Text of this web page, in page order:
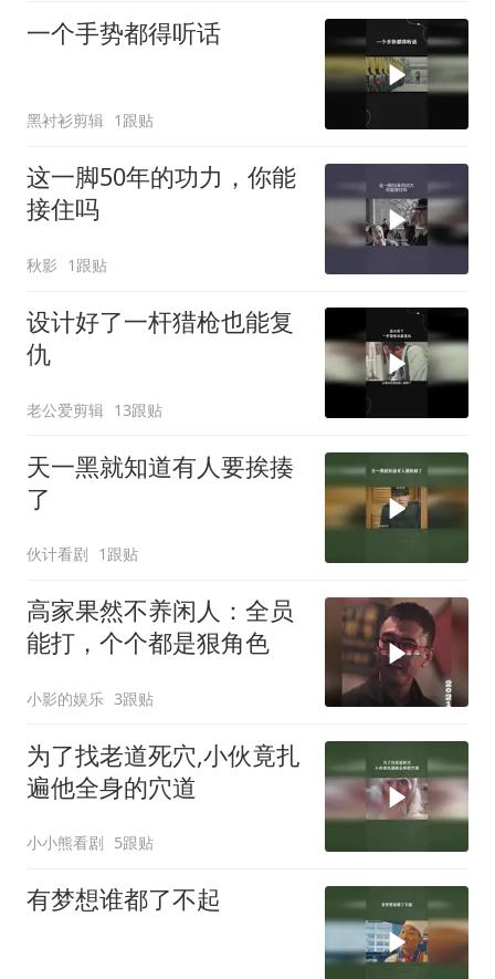
一个手势都得听话
黑衬衫剪辑 1跟贴
这一脚50年的功力，你能
接住吗
秋影 1跟贴
设计好了一杆猎枪也能复
仇
老公爱剪辑 13跟贴
天一黑就知道有人要挨揍
了
伙计看剧 1跟贴
高家果然不养闲人：全员
能打，个个都是狠角色
小影的娱乐 3跟贴
为了找老道死穴,小伙竟扎
遍他全身的穴道
小小熊看剧 5跟贴
有梦想谁都了不起